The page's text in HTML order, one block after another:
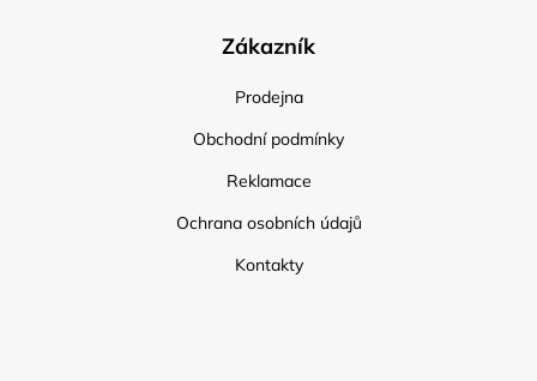
Zákazník
Prodejna
Obchodní podmínky
Reklamace
Ochrana osobních údajů
Kontakty